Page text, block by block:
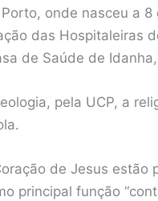
onde nasceu a
das Hospitaleiras
de Saúde de
pela UCP, a
de Jesus estão
principal função